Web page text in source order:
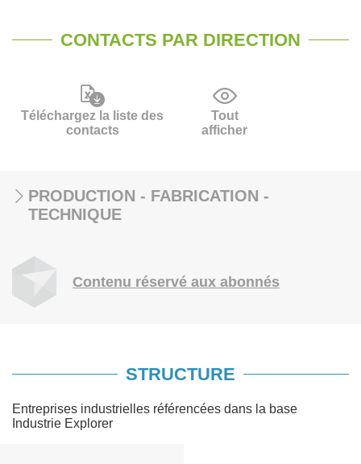
CONTACTS PAR DIRECTION
Téléchargez la liste des
contacts
Tout
afficher
PRODUCTION - FABRICATION -
TECHNIQUE
Contenu réservé aux abonnés
STRUCTURE
Entreprises industrielles référencées dans la base
Industrie Explorer